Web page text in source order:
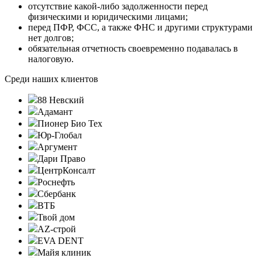
отсутствие какой-либо задолженности перед
физическими и юридическими лицами;
перед ПФР, ФСС, а также ФНС и другими структурами
нет долгов;
обязательная отчетность своевременно подавалась в
налоговую.
Среди наших клиентов
88 Невский
Адамант
Пионер Био Тех
Юр-Глобал
Аргумент
Дари Право
ЦентрКонсалт
Роснефть
Сбербанк
ВТБ
Твой дом
AZ-строй
EVA DENT
Майя клиник